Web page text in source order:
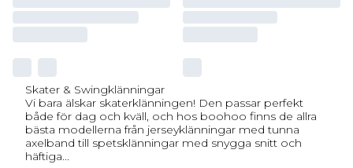
Skater & Swingklänningar
Vi bara älskar skaterklänningen! Den passar perfekt
både för dag och kväll, och hos boohoo finns de allra
bästa modellerna från jerseyklänningar med tunna
axelband till spetsklänningar med snygga snitt och
häftiga...